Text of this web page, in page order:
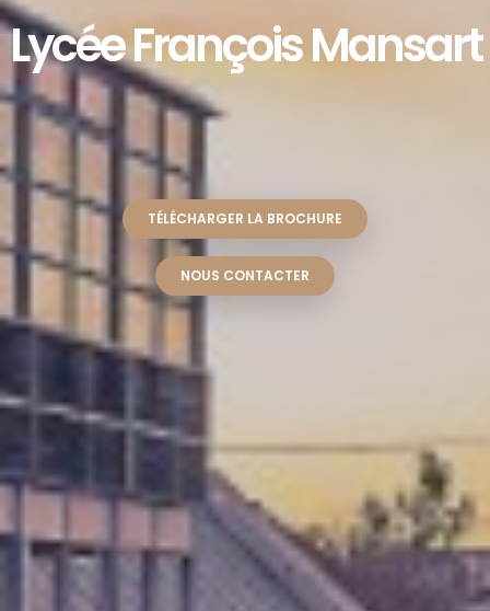
Lycée François Mansart
TÉLÉCHARGER LA BROCHURE
NOUS CONTACTER